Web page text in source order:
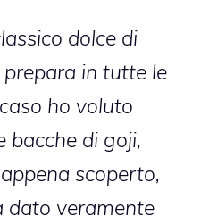
dolce di
in tutte le
ho voluto
bacche di goji,
scoperto,
dato veramente